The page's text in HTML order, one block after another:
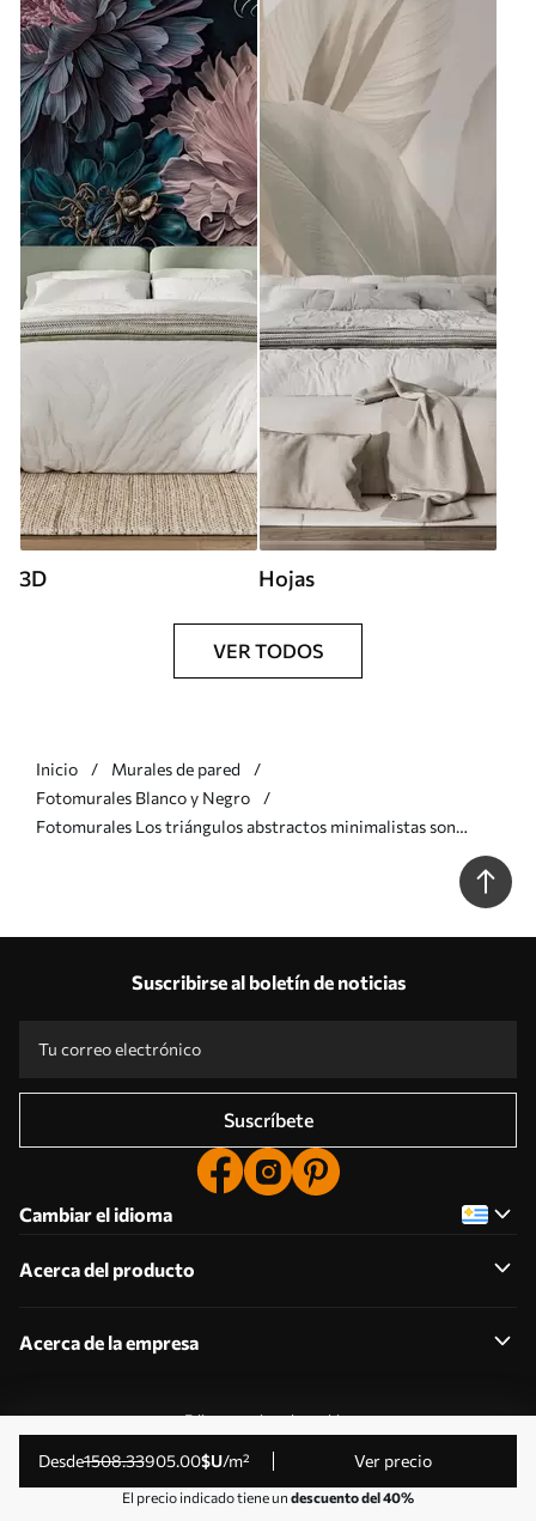
desde1508.33905.00$U/m² Ver precio
El precio indicado tiene un descuento del 40%
3D Hojas
VER TODOS
Inicio
Murales de pared
Fotomurales Blanco y Negro
Fotomurales Los triángulos abstractos minimalistas son
Suscribirse al boletín de noticias
Suscríbete
Cambiar el idioma
Acerca del producto
Acerca de la empresa
Editar permisos de cookies
© 2011-2026 Uwalls . Todos los derechos reservados.
Gestionado por KLW Sp. z o.o. CIF: PL9223057591.